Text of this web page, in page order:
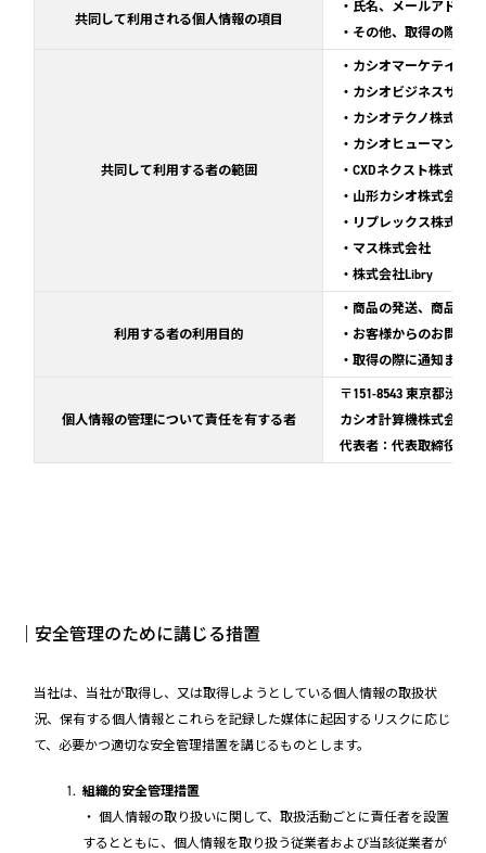
共同して利用される個人情報の項目
・氏名、メールアドレ
・その他、取得の際に
共同して利用する者の範囲
・カシオマーケテイン
・カシオビジネスサービ
・カシオテクノ株式会社
・カシオヒューマンシス
・CXDネクスト株式会社
・山形カシオ株式会社
・リプレックス株式会社
・マス株式会社
・株式会社Libry
利用する者の利用目的
・商品の発送、商品・サ
・お客様からのお問合せ
・取得の際に通知また
個人情報の管理について責任を有する者
〒151-8543 東京都渋谷
カシオ計算機株式会社
代表者：代表取締役 社
｜安全管理のために講じる措置
当社は、当社が取得し、又は取得しようとしている個人情報の取扱状
況、保有する個人情報とこれらを記録した媒体に起因するリスクに応じ
て、必要かつ適切な安全管理措置を講じるものとします。
組織的安全管理措置
・ 個人情報の取り扱いに関して、取扱活動ごとに責任者を設置
するとともに、個人情報を取り扱う従業者および当該従業者が